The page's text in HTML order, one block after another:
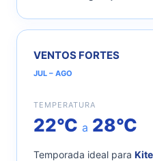
VENTOS FORTES
JUL – AGO
TEMPERATURA
22°C a 28°C
Temporada ideal para